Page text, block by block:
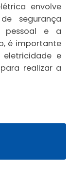
envolve
segurança
pessoal e a
é importante
eletricidade e
realizar a
de
tipos de
iluminação e
ser
DE